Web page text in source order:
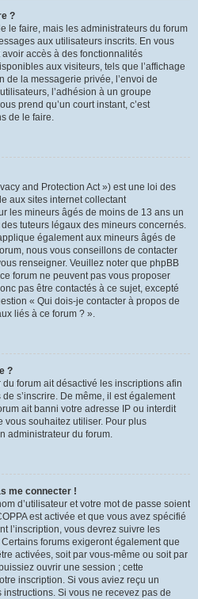
?
le faire, mais les administrateurs du forum
aux utilisateurs inscrits. En vous
accès à des fonctionnalités
aux visiteurs, tels que l’affichage
de la messagerie privée, l’envoi de
l’adhésion à un groupe
prend qu’un court instant, c’est
de le faire.
and Protection Act ») est une loi des
aux sites internet collectant
les mineurs âgés de moins de 13 ans un
tuteurs légaux des mineurs concernés.
également aux mineurs âgés de
nous vous conseillons de contacter
renseigner. Veuillez noter que phpBB
forum ne peuvent pas vous proposer
pas être contactés à ce sujet, excepté
« Qui dois-je contacter à propos de
liés à ce forum ? ».
?
du forum ait désactivé les inscriptions afin
s’inscrire. De même, il est également
ait banni votre adresse IP ou interdit
vous souhaitez utiliser. Pour plus
administrateur du forum.
me connecter !
d’utilisateur et votre mot de passe soient
est activée et que vous avez spécifié
l’inscription, vous devrez suivre les
forums exigeront également que
activées, soit par vous-même ou soit par
ouvrir une session ; cette
inscription. Si vous aviez reçu un
Si vous ne recevez pas de